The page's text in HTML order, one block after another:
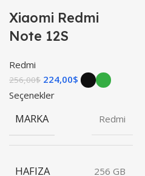
Xiaomi Redmi
Note 12S
Redmi
256,00$ 224,00$
Seçenekler
MARKA Redmi
HAFIZA 256 GB